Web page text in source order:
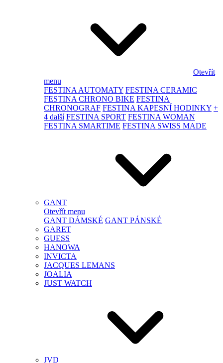
Otevřít
menu
FESTINA AUTOMATY FESTINA CERAMIC
FESTINA CHRONO BIKE FESTINA
CHRONOGRAF FESTINA KAPESNÍ HODINKY +
4 další FESTINA SPORT FESTINA WOMAN
FESTINA SMARTIME FESTINA SWISS MADE
GANT
Otevřít menu
GANT DÁMSKÉ GANT PÁNSKÉ
GARET
GUESS
HANOWA
INVICTA
JACQUES LEMANS
JOALIA
JUST WATCH
JVD